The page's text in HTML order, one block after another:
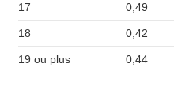
17 0,49
18 0,42
19 ou plus 0,44